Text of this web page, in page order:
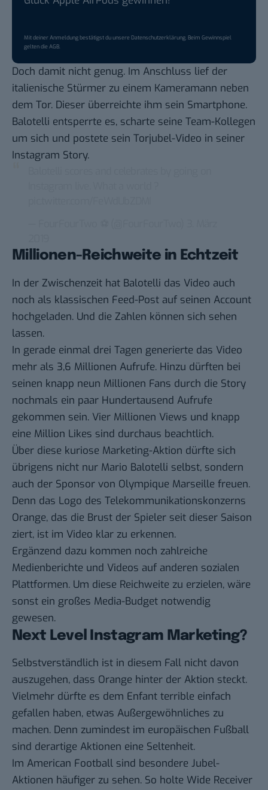
Mit deiner Anmeldung bestätigst du unsereDatenschutzerklärung. Beim Gewinnspiel
gelten dieAGB.
Doch damit nicht genug. Im Anschluss lief der
italienische Stürmer zu einem Kameramann neben
dem Tor. Dieser überreichte ihm sein Smartphone.
Balotelli entsperrte es, scharte seine Team-Kollegen
um sich und postete sein Torjubel-Video in seiner
Instagram Story.
Millionen-Reichweite in Echtzeit
In der Zwischenzeit hat Balotelli das Video auch
noch als klassischen Feed-Post auf seinen Account
hochgeladen. Und die Zahlen können sich sehen
lassen.
In gerade einmal drei Tagen generierte das Video
mehr als 3,6 Millionen Aufrufe. Hinzu dürften bei
seinen knapp neun Millionen Fans durch die Story
nochmals ein paar Hundertausend Aufrufe
gekommen sein. Vier Millionen Views und knapp
eine Million Likes sind durchaus beachtlich.
Über diese kuriose Marketing-Aktion dürfte sich
übrigens nicht nur Mario Balotelli selbst, sondern
auch der Sponsor von Olympique Marseille freuen.
Denn das Logo des Telekommunikationskonzerns
Orange, das die Brust der Spieler seit dieser Saison
ziert, ist im Video klar zu erkennen.
Ergänzend dazu kommen noch zahlreiche
Medienberichte und Videos auf anderen sozialen
Plattformen. Um diese Reichweite zu erzielen, wäre
sonst ein großes Media-Budget notwendig
gewesen.
Next Level Instagram Marketing?
Selbstverständlich ist in diesem Fall nicht davon
auszugehen, dass Orange hinter der Aktion steckt.
Vielmehr dürfte es dem Enfant terrible einfach
gefallen haben, etwas Außergewöhnliches zu
machen. Denn zumindest im europäischen Fußball
sind derartige Aktionen eine Seltenheit.
Im American Football sind besondere Jubel-
Aktionen häufiger zu sehen. So holte Wide Receiver